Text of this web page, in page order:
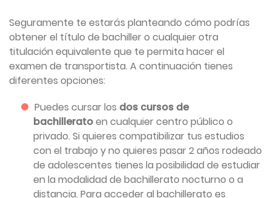
Seguramente te estarás planteando cómo podrías
obtener el título de bachiller o cualquier otra
titulación equivalente que te permita hacer el
examen de transportista. A continuación tienes
diferentes opciones:
Puedes cursar los dos cursos de
bachilleratoen cualquier centro público o
privado. Si quieres compatibilizar tus estudios
con el trabajo y no quieres pasar 2 años rodeado
de adolescentes tienes la posibilidad de estudiar
en la modalidad de bachillerato nocturno o a
distancia. Para acceder al bachillerato es